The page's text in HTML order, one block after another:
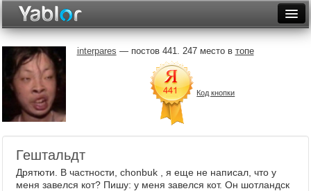
Неделя
Месяц
Рейтинги
Фототоп
interpares — постов 441. 247 место в топе
Код кнопки
Гештальдт
Дрятюти. В частности, chonbuk , я еще не написал, что у
меня завелся кот? Пишу: у меня завелся кот. Он шотландск